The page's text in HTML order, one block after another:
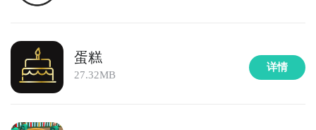
蛋糕
27.32MB
详情